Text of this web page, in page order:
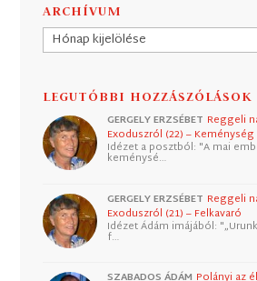
ARCHÍVUM
Archívum
LEGUTÓBBI HOZZÁSZÓLÁSOK
GERGELY ERZSÉBET Reggeli
Exoduszról (22) –
Idézet a posztból: "A mai
keménysé…
GERGELY ERZSÉBET Reggeli
Exoduszról (21) – Felkavaró
Idézet Ádám imájából:
f…
SZABADOS ÁDÁM Polányi az